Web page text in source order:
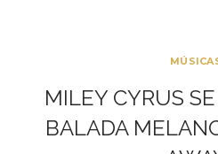
MILEY CYRUS
BALADA